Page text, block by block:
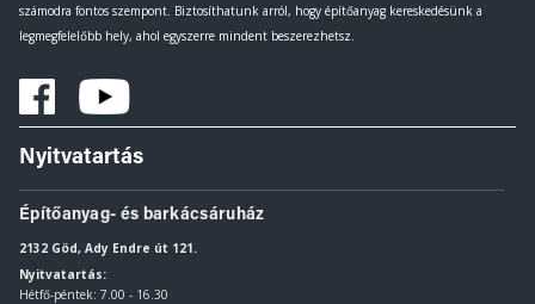
számodra fontos szempont. Biztosíthatunk arról, hogy építőanyag kereskedésünk a
legmegfelelőbb hely, ahol egyszerre mindent beszerezhetsz.
Nyitvatartás
Építőanyag- és barkácsáruház
2132 Göd, Ady Endre út 121.
Nyitvatartás:
Hétfő-péntek: 7.00 - 16.30